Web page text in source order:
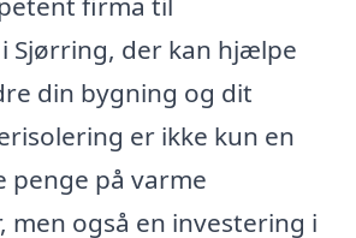
Sjørring, der kan hjælpe
din bygning og dit
er ikke kun en
penge på varme
men også en investering i